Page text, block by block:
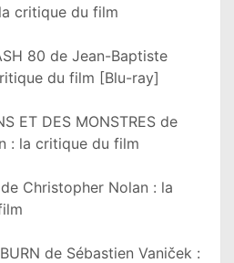
critique du film
80 de Jean-Baptiste
du film [Blu-ray]
ET DES MONSTRES de
: la critique du film
de Christopher Nolan : la
de Sébastien Vaniček :